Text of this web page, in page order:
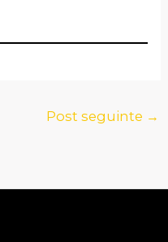
Post seguinte →